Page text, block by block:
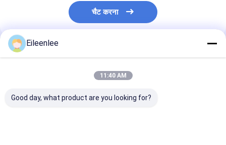
चैट करना
अनुशंसित उत्पाद
Eileenlee
11:40 AM
Good day, what product are you looking for?